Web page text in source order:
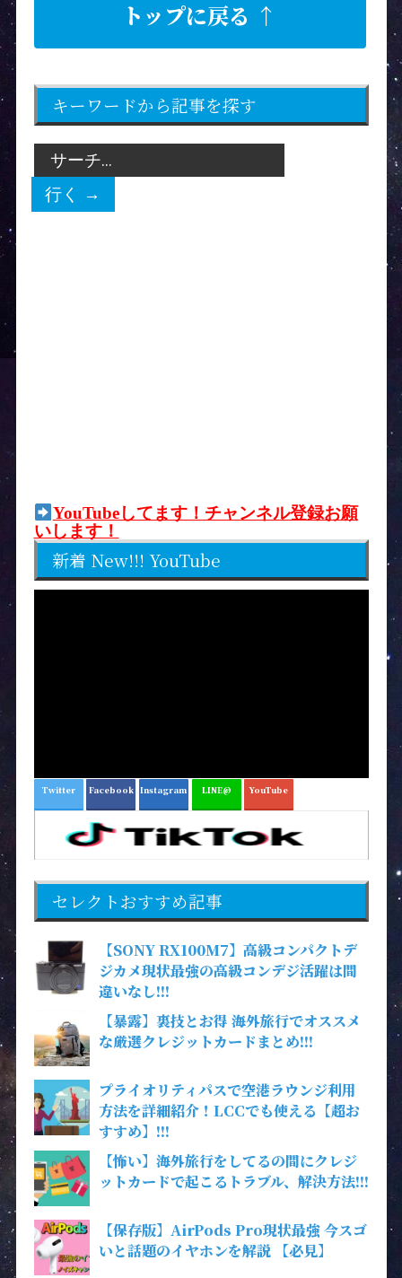
トップに戻る ↑
キーワードから記事を探す
YouTubeしてます！チャンネル登録お願
いします！
新着 New!!! YouTube
Twitter Facebook Instagram LINE@ YouTube
セレクトおすすめ記事
【SONY RX100M7】高級コンパクトデ
ジカメ現状最強の高級コンデジ活躍は間
違いなし!!!
【暴露】裏技とお得 海外旅行でオススメ
な厳選クレジットカードまとめ!!!
プライオリティパスで空港ラウンジ利用
方法を詳細紹介！LCCでも使える【超お
すすめ】!!!
【怖い】海外旅行をしてるの間にクレジ
ットカードで起こるトラブル、解決方法!!!
【保存版】AirPods Pro現状最強 今スゴ
いと話題のイヤホンを解説 【必見】